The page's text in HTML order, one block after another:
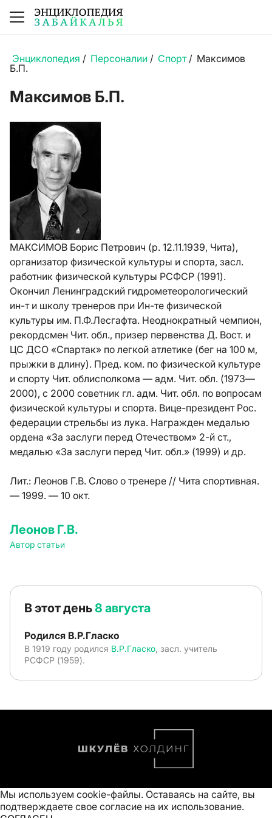
Энциклопедия / Персоналии / Спорт/ Максимов
Б.П.
Максимов Б.П.
МАКСИМОВ Борис Петрович (р. 12.11.1939, Чита),
организатор физической культуры и спорта, засл.
работник физической культуры РСФСР (1991).
Окончил Ленинградский гидрометеорологический
ин-т и школу тренеров при Ин-те физической
культуры им. П.Ф.Лесгафта. Неоднократный чемпион,
рекордсмен Чит. обл., призер первенства Д. Вост. и
ЦС ДСО «Спартак» по легкой атлетике (бег на 100 м,
прыжки в длину). Пред. ком. по физической культуре
и спорту Чит. облисполкома — адм. Чит. обл. (1973—
2000), с 2000 советник гл. адм. Чит. обл. по вопросам
физической культуры и спорта. Вице-президент Рос.
федерации стрельбы из лука. Награжден медалью
ордена «За заслуги перед Отечеством» 2-й ст.,
медалью «За заслуги перед Чит. обл.» (1999) и др.
Лит.: Леонов Г.В. Слово о тренере // Чита спортивная.
— 1999. — 10 окт.
Леонов Г.В.
Автор статьи
В этот день8 августа
Родился В.Р.Гласко
В 1919 году родился В.Р.Гласко , засл. учитель
РСФСР (1959).
Мы используем cookie-файлы. Оставаясь на сайте, вы
подтверждаете свое согласие на их использование.